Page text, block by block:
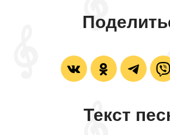
Текст